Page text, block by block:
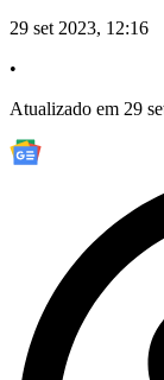
29 set 2023, 12:16
•
Atualizado em 29